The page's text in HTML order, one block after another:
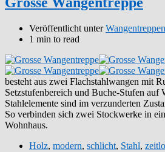
Veröffentlicht unterWangentreppen
1 min to read
besteht aus zwei Flachstahlwangen mit
Setzstufenbereich und Buche-Stufen auf
Stahlelemente sind im verzunderten
So verbinden sich zwei Stockwerke in
Wohnhaus.
Holz, modern, schlicht, Stahl,